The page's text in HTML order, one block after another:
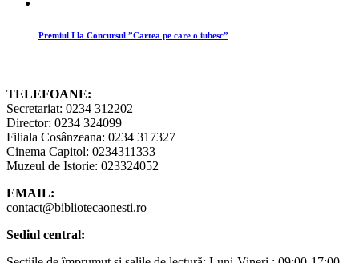
Premiul I la Concursul ”Cartea pe care o iubesc”
TELEFOANE:
Secretariat: 0234 312202
Director: 0234 324099
Filiala Cosânzeana: 0234 317327
Cinema Capitol: 0234311333
Muzeul de Istorie: 023324052
EMAIL:
contact@bibliotecaonesti.ro
Sediul central: